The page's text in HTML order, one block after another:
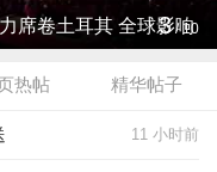
席卷土耳其 全球影响
3/10
热帖 精华帖子
11 小时前